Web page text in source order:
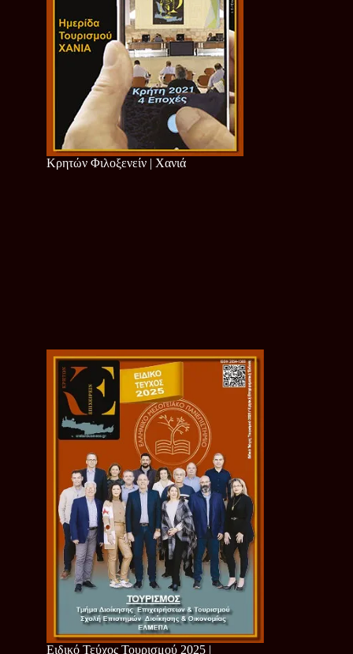
Κρητών Φιλοξενείν | Χανιά
Ειδικό Τεύχος Τουρισμού 2025 |